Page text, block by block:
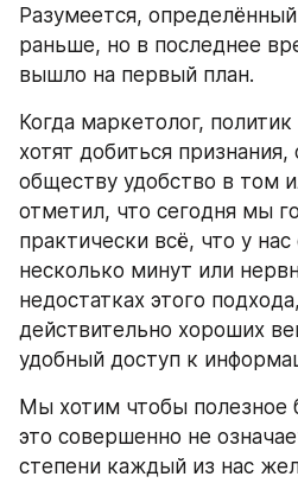
Разумеется,
раньше, но в последнее
вышло на первый план.
Когда маркетолог,
хотят добиться
обществу удобство в том
отметил, что сегодня мы
практически всё, что у
несколько минут или
недостатках этого
действительно хороших
удобный доступ к
Мы хотим чтобы полезное
это совершенно не
степени каждый из нас